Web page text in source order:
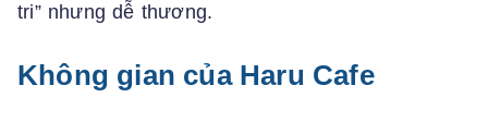
tri” nhưng dễ thương.
Không gian của Haru Cafe